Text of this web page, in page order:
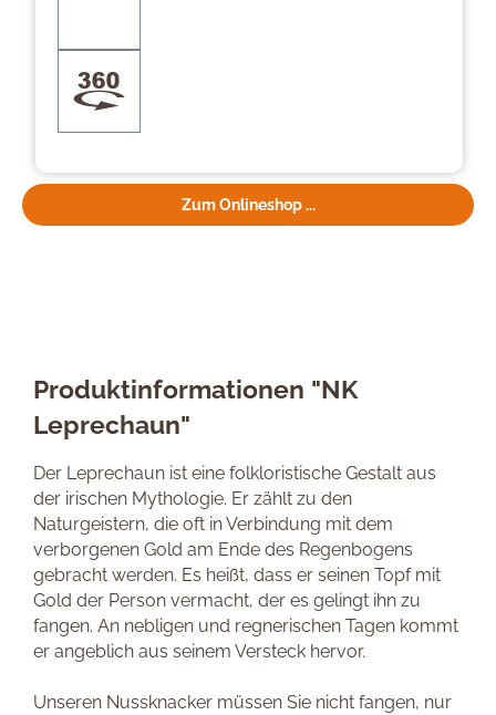
Zum Onlineshop ...
Produktinformationen "NK
Leprechaun"
Der Leprechaun ist eine folkloristische Gestalt aus
der irischen Mythologie. Er zählt zu den
Naturgeistern, die oft in Verbindung mit dem
verborgenen Gold am Ende des Regenbogens
gebracht werden. Es heißt, dass er seinen Topf mit
Gold der Person vermacht, der es gelingt ihn zu
fangen. An nebligen und regnerischen Tagen kommt
er angeblich aus seinem Versteck hervor.
Unseren Nussknacker müssen Sie nicht fangen, nur